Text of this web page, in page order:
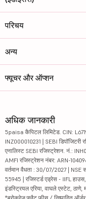
परिचय
अन्य
फ्यूचर और ऑप्शन
अधिक जानकारी
5paisa कैपिटल लिमिटेड. CIN:
INZ000010231 | SEBI डिपॉजिटरी
एनालिस्ट SEBI रजिस्ट्रेशन. नं.:
AMFI रजिस्ट्रेशन नंबर: ARN-
वर्तमान वैधता : 30/07/2027 |
55945 | रजिस्टर्ड एड्रेस - IIFL
इंडस्ट्रियल एरिया, वाघले एस्टेट, ठाणे,